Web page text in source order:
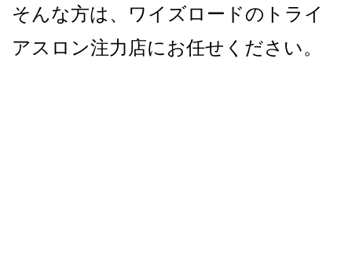
そんな方は、ワイズロードのトライ
アスロン注力店にお任せください。